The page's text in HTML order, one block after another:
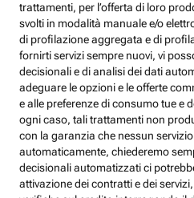
trattamenti, per l’offerta di loro
svolti in modalità manuale e/o
di profilazione aggregata e di
fornirti servizi sempre nuovi, vi
decisionali e di analisi dei dati
adeguare le opzioni e le offerte
e alle preferenze di consumo tue e
ogni caso, tali trattamenti non
con la garanzia che nessun
automaticamente, chiederemo
decisionali automatizzati ci
attivazione dei contratti e dei